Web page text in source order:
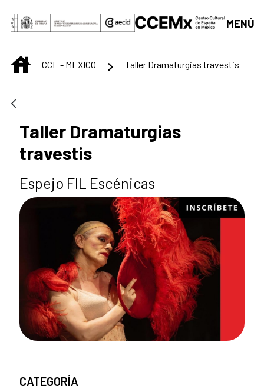
Saltar al contenido principal
MENÚ
INICIOCCE - MEXICO Taller Dramaturgias travestis
Taller Dramaturgias
travestis
Espejo FIL Escénicas
CATEGORÍA